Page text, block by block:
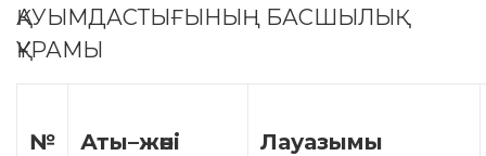
ҚАУЫМДАСТЫҒЫНЫҢ БАСШЫЛЫҚ
ҚҰРАМЫ
№ Аты–жөні Лауазымы